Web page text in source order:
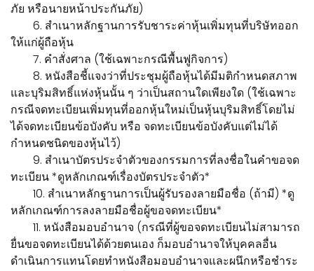
ภัย หรือนายหน้าประกันภัย)
6. สำเนาหลักฐานการรับชาระค่าหุ้นเพิ่มทุนที่บริษัทออก
ให้แก่ผู้ถือหุ้น
7. คำสั่งศาล (ใช้เฉพาะกรณีพื้นฟูกิจการ)
8. หนังสือชี้แจงว่าที่ประชุมผู้ถือหุ้นได้มีมติกำหนดสภาพ
และบุริมสิทธิ์แห่งหุ้นนั้น ๆ ว่าเป็นสถานใดเพียงใด (ใช้เฉพาะ
กรณีจดทะเบียนเพิ่มทุนที่ออกหุ้นใหม่เป็นหุ้นบุริมสิทธิ์โดยไม่
ได้จดทะเบียนข้อบังคับ หรือ จดทะเบียนข้อบังคับแต่ไม่ได้
กำหนดชนิดของหุ้นไว้)
9. สำเนาบัตรประจำตัวของกรรมการที่ลงชื่อในคำขอจด
ทะเบียน *ดูหลักเกณฑ์เรื่องบัตรประจำตัว*
10. สำเนาหลักฐานการเป็นผู้รับรองลายมือชื่อ (ถ้ามี) *ดู
หลักเกณฑ์การลงลายมือชื่อผู้ขอจดทะเบียน*
11. หนังสือมอบอำนาจ (กรณีที่ผู้ขอจดทะเบียนไม่สามารถ
ยื่นขอจดทะเบียนได้ด้วยตนเอง ก็มอบอำนาจให้บุคคลอื่น
ดำเนินการแทนโดยทำหนังสือมอบอำนาจและผนึกหรือชำระ